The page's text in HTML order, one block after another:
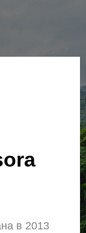
в 2013